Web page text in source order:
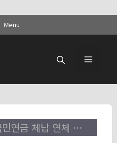
Menu
메
국민연금 체납 연체 대응방법, 가산금·분할납부까지 한 번에 끝내기